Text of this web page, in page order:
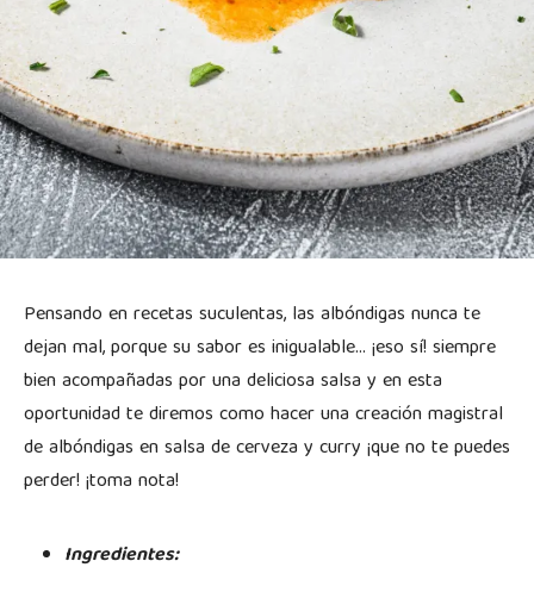
Pensando en recetas suculentas, las albóndigas nunca te
dejan mal, porque su sabor es inigualable… ¡eso sí! siempre
bien acompañadas por una deliciosa salsa y en esta
oportunidad te diremos como hacer una creación magistral
de albóndigas en salsa de cerveza y curry ¡que no te puedes
perder! ¡toma nota!
Ingredientes: